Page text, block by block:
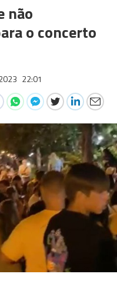
não
o concerto
22:01